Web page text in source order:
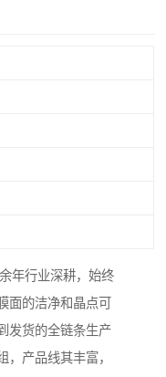
年行业深耕，始终
面的洁净和晶点可
发货的全链条生产
，产品线其丰富，